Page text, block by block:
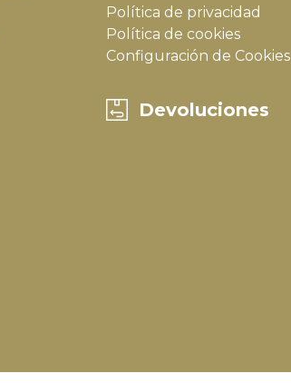
Política de privacidad
Política de cookies
Configuración de Cookies
Devoluciones